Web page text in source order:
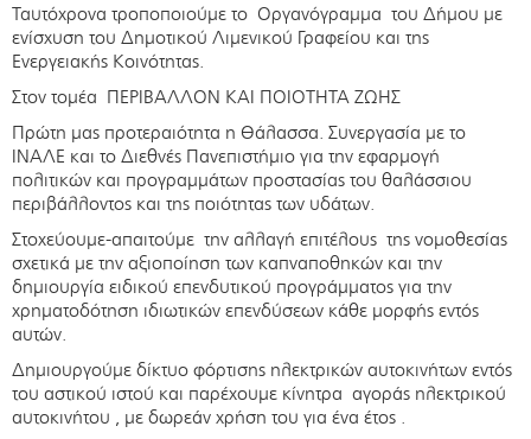
Ταυτόχρονα τροποποιούμε το Οργανόγραμμα του Δήμου με
ενίσχυση του Δημοτικού Λιμενικού Γραφείου και της
Ενεργειακής Κοινότητας.
Στον τομέα ΠΕΡΙΒΑΛΛΟΝ ΚΑΙ ΠΟΙΟΤΗΤΑ ΖΩΗΣ
Πρώτη μας προτεραιότητα η Θάλασσα. Συνεργασία με το
ΙΝΑΛΕ και το Διεθνές Πανεπιστήμιο για την εφαρμογή
πολιτικών και προγραμμάτων προστασίας του θαλάσσιου
περιβάλλοντος και της ποιότητας των υδάτων.
Στοχεύουμε-απαιτούμε την αλλαγή επιτέλους της νομοθεσίας
σχετικά με την αξιοποίηση των καπναποθηκών και την
δημιουργία ειδικού επενδυτικού προγράμματος για την
χρηματοδότηση ιδιωτικών επενδύσεων κάθε μορφής εντός
αυτών.
Δημιουργούμε δίκτυο φόρτισης ηλεκτρικών αυτοκινήτων εντός
του αστικού ιστού και παρέχουμε κίνητρα αγοράς ηλεκτρικού
αυτοκινήτου , με δωρεάν χρήση του για ένα έτος .